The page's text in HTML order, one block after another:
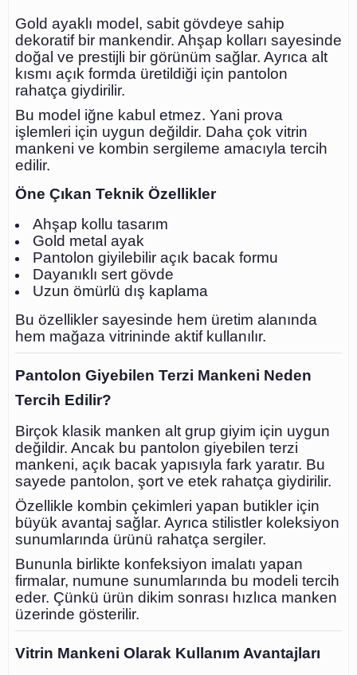
Gold ayaklı model, sabit gövdeye sahip
dekoratif bir mankendir. Ahşap kolları sayesinde
doğal ve prestijli bir görünüm sağlar. Ayrıca alt
kısmı açık formda üretildiği için pantolon
rahatça giydirilir.
Bu model iğne kabul etmez. Yani prova
işlemleri için uygun değildir. Daha çok vitrin
mankeni ve kombin sergileme amacıyla tercih
edilir.
Öne Çıkan Teknik Özellikler
Ahşap kollu tasarım
Gold metal ayak
Pantolon giyilebilir açık bacak formu
Dayanıklı sert gövde
Uzun ömürlü dış kaplama
Bu özellikler sayesinde hem üretim alanında
hem mağaza vitrininde aktif kullanılır.
Pantolon Giyebilen Terzi Mankeni Neden
Tercih Edilir?
Birçok klasik manken alt grup giyim için uygun
değildir. Ancak bu pantolon giyebilen terzi
mankeni, açık bacak yapısıyla fark yaratır. Bu
sayede pantolon, şort ve etek rahatça giydirilir.
Özellikle kombin çekimleri yapan butikler için
büyük avantaj sağlar. Ayrıca stilistler koleksiyon
sunumlarında ürünü rahatça sergiler.
Bununla birlikte konfeksiyon imalatı yapan
firmalar, numune sunumlarında bu modeli tercih
eder. Çünkü ürün dikim sonrası hızlıca manken
üzerinde gösterilir.
Vitrin Mankeni Olarak Kullanım Avantajları